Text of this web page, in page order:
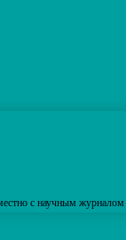
с научным журналом